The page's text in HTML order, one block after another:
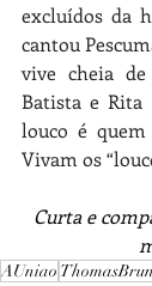
excluídos da
cantou
vive cheia
Batista e Rita
louco é
Vivam os
Curta e
AUniao